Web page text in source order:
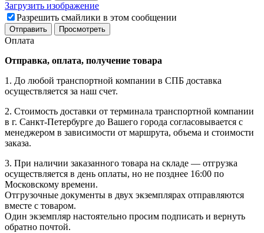
Загрузить изображение
Разрешить смайлики в этом сообщении
Оплата
Отправка, оплата, получение товара
1. До любой транспортной компании в СПБ доставка
осуществляется за наш счет.
2. Стоимость доставки от терминала транспортной компании
в г. Санкт-Петербурге до Вашего города согласовывается с
менеджером в зависимости от маршрута, объема и стоимости
заказа.
3. При наличии заказанного товара на складе — отгрузка
осуществляется в день оплаты, но не позднее 16:00 по
Московскому времени.
Отгрузочные документы в двух экземплярах отправляются
вместе с товаром.
Один экземпляр настоятельно просим подписать и вернуть
обратно почтой.